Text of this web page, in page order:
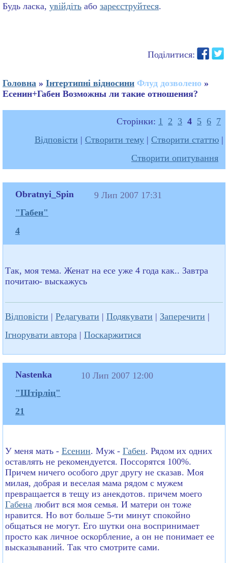
Будь ласка, увійдіть або зареєструйтеся.
Поділитися:
Головна » Інтертипні відносини Флуд дозволено »
Есенин+Габен Возможны ли такие отношения?
Сторінки: 1 2 3 4 5 6 7
Відповісти | Створити тему | Створити статтю |
Створити опитування
Obratnyi_Spin
"Габен"
4
9 Лип 2007 17:31
Так, моя тема. Женат на есе уже 4 года как.. Завтра
почитаю- выскажусь
Відповісти | Редагувати | Подякувати | Заперечити |
Ігнорувати автора | Поскаржитися
Nastenka
"Штірліц"
21
10 Лип 2007 12:00
У меня мать - Есенин. Муж - Габен. Рядом их одних
оставлять не рекомендуется. Поссорятся 100%.
Причем ничего особого друг другу не сказав. Моя
милая, добрая и веселая мама рядом с мужем
превращается в тещу из анекдотов. причем моего
Габена любит вся моя семья. И матери он тоже
нравится. Но вот больше 5-ти минут спокойно
общаться не могут. Его шутки она воспринимает
просто как личное оскорбление, а он не понимает ее
высказываний. Так что смотрите сами.